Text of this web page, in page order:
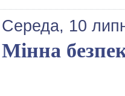
Середа, 10
Мінна